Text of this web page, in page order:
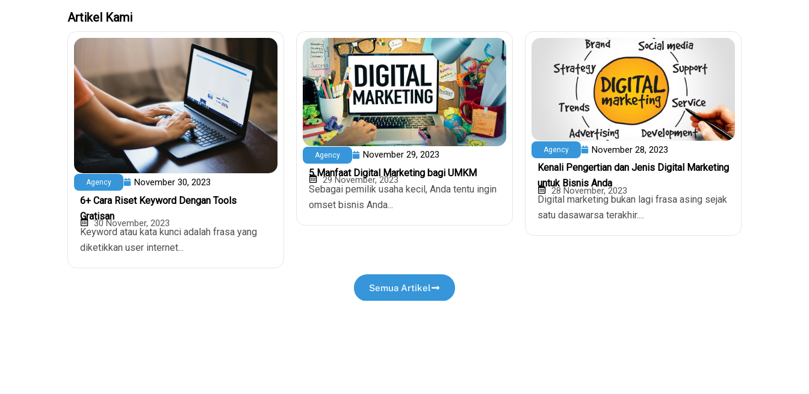
Artikel Kami
Agency November 30, 2023
6+ Cara Riset Keyword Dengan Tools
Gratisan
30 November, 2023
Keyword atau kata kunci adalah frasa yang
diketikkan user internet...
Agency November 29, 2023
5 Manfaat Digital Marketing bagi UMKM
29 November, 2023
Sebagai pemilik usaha kecil, Anda tentu ingin
omset bisnis Anda...
Agency November 28, 2023
Kenali Pengertian dan Jenis Digital Marketing
untuk Bisnis Anda
28 November, 2023
Digital marketing bukan lagi frasa asing sejak
satu dasawarsa terakhir....
Semua Artikel